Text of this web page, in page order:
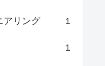
アリング 1
1